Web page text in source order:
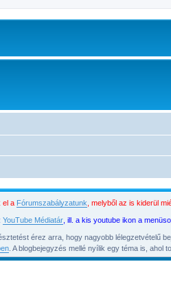
el a Fórumszabályzatunk , melyből az is kiderül
YouTube Médiatár, ill. a kis youtube ikon a
érez arra, hogy nagyobb lélegzetvételű
. A blogbejegyzés mellé nyílik egy téma is,